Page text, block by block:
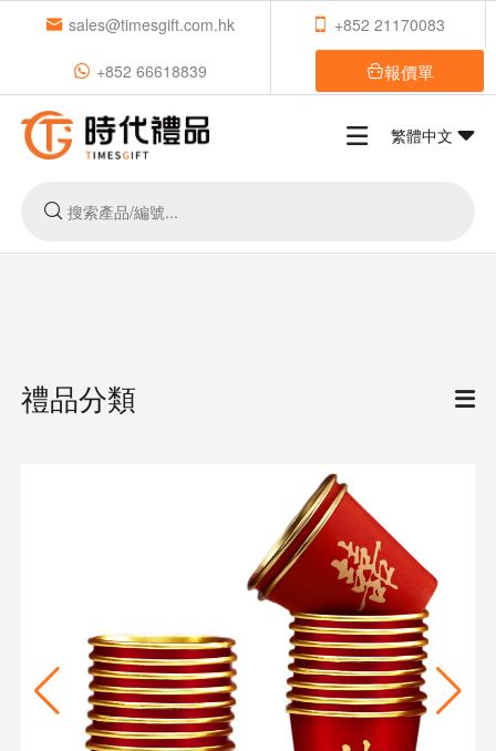
sales@timesgift.com.hk +852 21170083
+852 66618839 報價單
繁體中文
禮品分類